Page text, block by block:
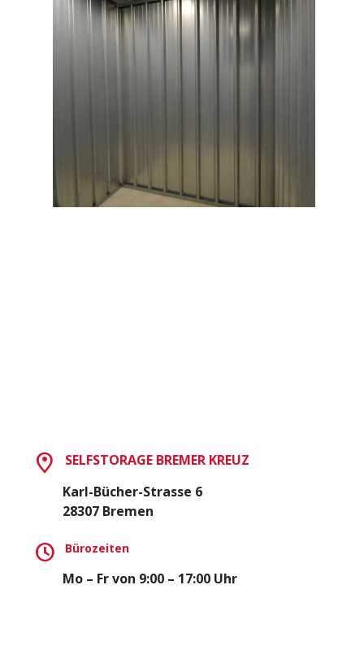
SELFSTORAGE BREMER KREUZ
Karl-Bücher-Strasse 6
28307 Bremen
Bürozeiten
Mo – Fr von 9:00 – 17:00 Uhr